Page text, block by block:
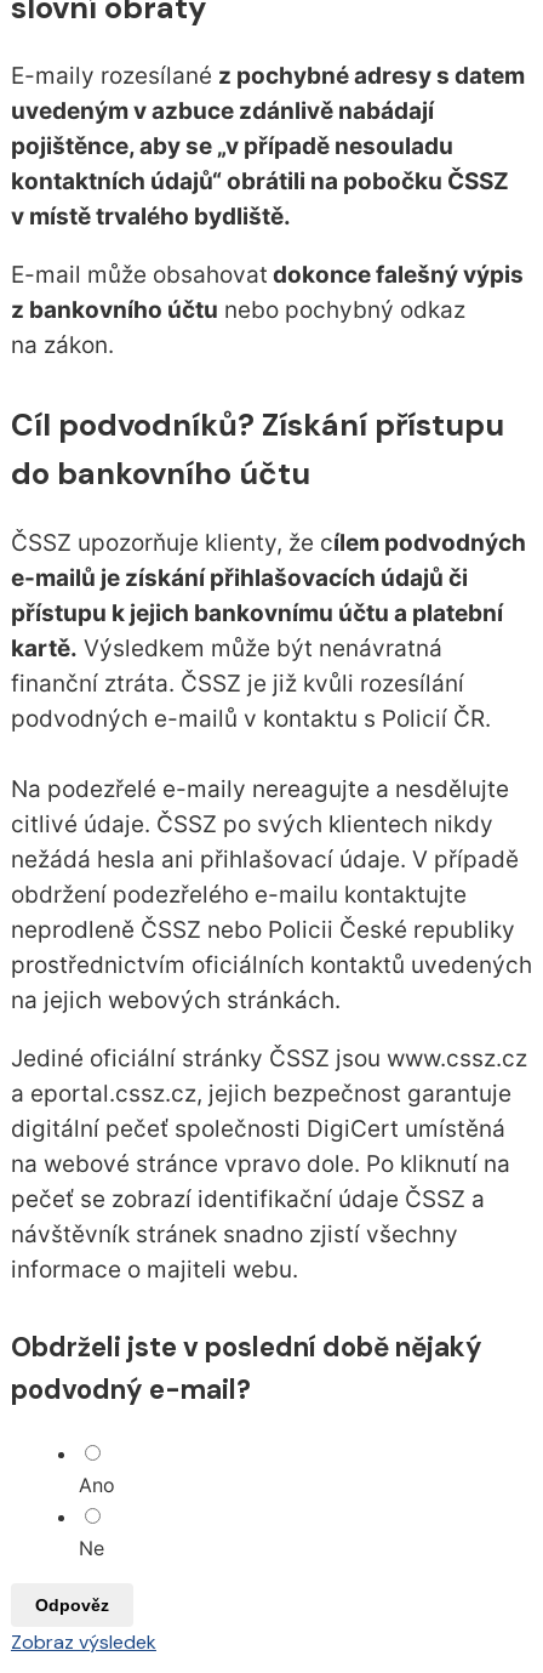
E-maily rozesílané z pochybné adresy s datem
uvedeným v azbuce zdánlivě nabádají
pojištěnce, aby se „v případě nesouladu
kontaktních údajů“ obrátili na pobočku ČSSZ
v místě trvalého bydliště.
E-mail může obsahovat dokonce falešný výpis
z bankovního účtu nebo pochybný odkaz
na zákon.
Cíl podvodníků? Získání přístupu
do bankovního účtu
ČSSZ upozorňuje klienty, že cílem podvodných
e-mailů je získání přihlašovacích údajů či
přístupu k jejich bankovnímu účtu a platební
kartě. Výsledkem může být nenávratná
finanční ztráta. ČSSZ je již kvůli rozesílání
podvodných e-mailů v kontaktu s Policií ČR.
Na podezřelé e-maily nereagujte a nesdělujte
citlivé údaje. ČSSZ po svých klientech nikdy
nežádá hesla ani přihlašovací údaje. V případě
obdržení podezřelého e-mailu kontaktujte
neprodleně ČSSZ nebo Policii České republiky
prostřednictvím oficiálních kontaktů uvedených
na jejich webových stránkách.
Jediné oficiální stránky ČSSZ jsou www.cssz.cz
a eportal.cssz.cz, jejich bezpečnost garantuje
digitální pečeť společnosti DigiCert umístěná
na webové stránce vpravo dole. Po kliknutí na
pečeť se zobrazí identifikační údaje ČSSZ a
návštěvník stránek snadno zjistí všechny
informace o majiteli webu.
Obdrželi jste v poslední době nějaký
podvodný e-mail?
Ano
Ne
Odpověz
Zobraz výsledek